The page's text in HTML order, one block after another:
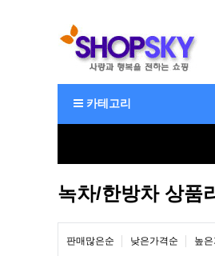
카테고리
녹차/한방차 상품
판매많은순 낮은가격순 높